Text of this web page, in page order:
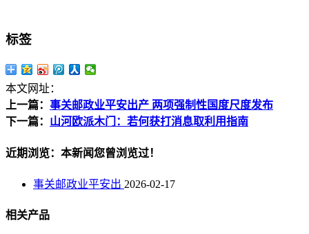
标签
本文网址：
上一篇： 事关邮政业平安出产 两项强制性国度尺度发布
下一篇： 山河欧派木门：若何获打消息取利用指南
近期浏览：本新闻您曾浏览过！
事关邮政业平安出 2026-02-17
相关产品